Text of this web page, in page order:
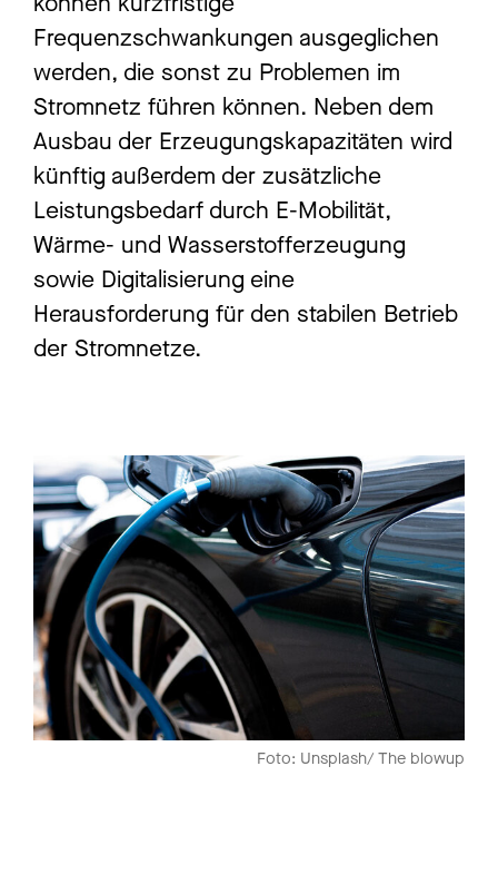
Frequenzschwankungen ausgeglichen
werden, die sonst zu Problemen im
Stromnetz führen können. Neben dem
Ausbau der Erzeugungskapazitäten wird
künftig außerdem der zusätzliche
Leistungsbedarf durch E-Mobilität,
Wärme- und Wasserstofferzeugung
sowie Digitalisierung eine
Herausforderung für den stabilen Betrieb
der Stromnetze.
Foto: Unsplash/ The blowup